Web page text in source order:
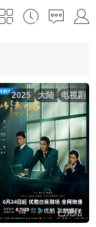
电视剧
大陆
2025
已完结